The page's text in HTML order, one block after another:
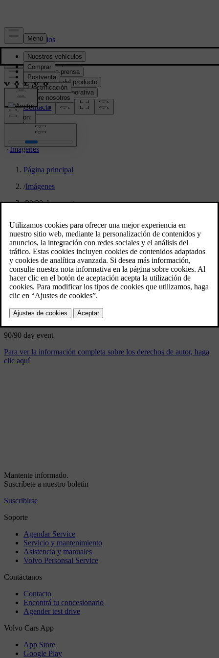
Prensa y Medios
Material de prensa
Información del producto
Información corporativa
Contacto de medios
location:
PY
Imágenes
Página principal
/Imágenes
/90/90 day event
90/90 day event
9/4/2024
Marcador
Compartir
Descargar
90/90 day event
Para ver la información completa sobre los derechos de autor, haga
clic aquí